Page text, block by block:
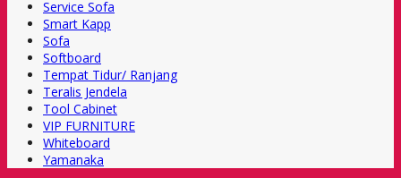
Service Sofa
Smart Kapp
Sofa
Softboard
Tempat Tidur/ Ranjang
Teralis Jendela
Tool Cabinet
VIP FURNITURE
Whiteboard
Yamanaka